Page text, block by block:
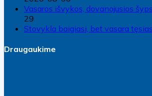
Vasaros išvykos, dovanojusios
29
Stovykla baigiasi, bet vasara
Draugaukime